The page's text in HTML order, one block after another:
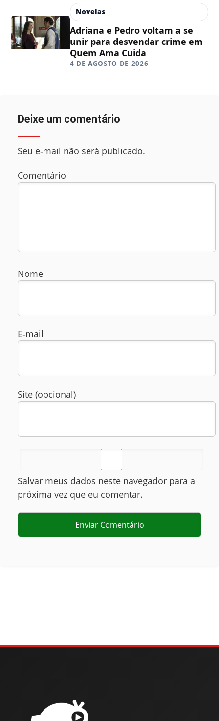
Novelas
Adriana e Pedro voltam a se
unir para desvendar crime em
Quem Ama Cuida
4 DE AGOSTO DE 2026
Deixe um comentário
Seu e‑mail não será publicado.
Comentário
Nome
E‑mail
Site (opcional)
Salvar meus dados neste navegador para a
próxima vez que eu comentar.